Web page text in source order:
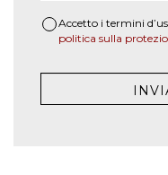
Accetto i termini
politica sulla